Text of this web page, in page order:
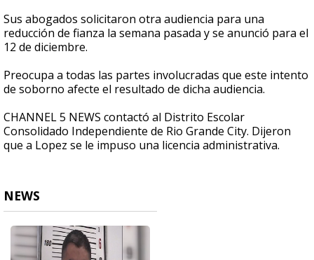
Sus abogados solicitaron otra audiencia para una
reducción de fianza la semana pasada y se anunció para el
12 de diciembre.
Preocupa a todas las partes involucradas que este intento
de soborno afecte el resultado de dicha audiencia.
CHANNEL 5 NEWS contactó al Distrito Escolar
Consolidado Independiente de Rio Grande City. Dijeron
que a Lopez se le impuso una licencia administrativa.
NEWS